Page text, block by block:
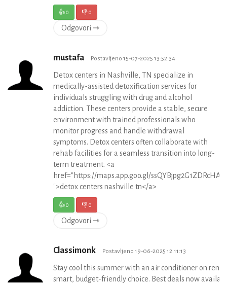
👍0 👎0
Odgovori ⇾
mustafa Postavljeno 15-07-2025 13:52:34
Detox centers in Nashville, TN specialize in
medically-assisted detoxification services for
individuals struggling with drug and alcohol
addiction. These centers provide a stable, secure
environment with trained professionals who
monitor progress and handle withdrawal
symptoms. Detox centers often collaborate with
rehab facilities for a seamless transition into long-
term treatment. <a
href="https://maps.app.goo.gl/ssQYBjpg2G1ZDRcHA
">detox centers nashville tn</a>
👍0 👎0
Odgovori ⇾
Classimonk Postavljeno 19-06-2025 12:11:13
Stay cool this summer with an air conditioner on
smart, budget-friendly choice. Best deals now